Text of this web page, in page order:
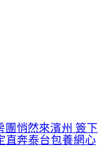
團悄然來濱州 簽下
直奔泰台包養網心